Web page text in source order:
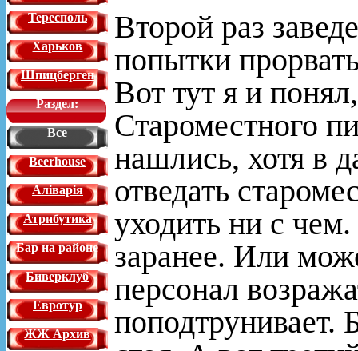
Тересполь
Харьков
Шпицберген
Раздел:
Все
Beerhouse
Аліварія
Атрибутика
Бар на районе
Биверклуб
Евротур
ЖЖ Архив
Второй раз
попытки
Вот тут я и
Староместного
нашлись, хотя в
отведать
уходить ни с
заранее. Или
персонал
поподтрунивает.